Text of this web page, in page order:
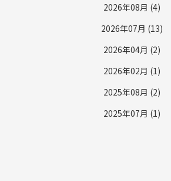
2026年08月 (4)
2026年07月 (13)
2026年04月 (2)
2026年02月 (1)
2025年08月 (2)
2025年07月 (1)